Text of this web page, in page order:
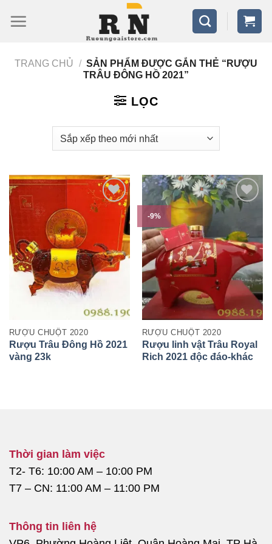
qua
dungTRANG CHỦ / SẢN PHẨM ĐƯỢC GẮN THẺ “RƯỢU
TRÂU ĐÔNG HỒ 2021”
LỌC
RƯỢU CHUỘT 2020
Rượu Trâu Đông Hồ 2021
vàng 23k
-9%
RƯỢU CHUỘT 2020
Rượu linh vật Trâu Royal
Rich 2021 độc đáo-khác
Thời gian làm việc
T2- T6: 10:00 AM – 10:00 PM
T7 – CN: 11:00 AM – 11:00 PM
Thông tin liên hệ